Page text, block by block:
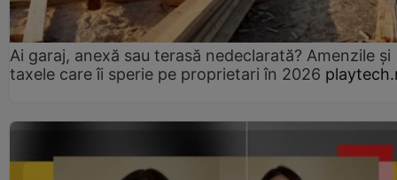
Ai garaj, anexă sau terasă nedeclarată? Amenzile și
taxele care îi sperie pe proprietari în 2026